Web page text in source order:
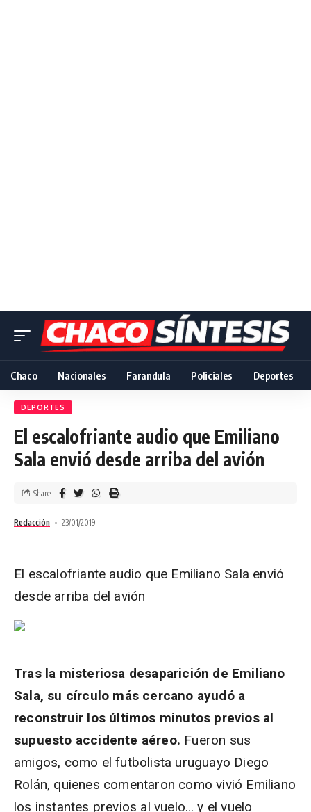
Chaco Nacionales Farandula Policiales Deportes
DEPORTES
El escalofriante audio que Emiliano
Sala envió desde arriba del avión
Redacción 23/01/2019
Share
El escalofriante audio que Emiliano Sala envió
desde arriba del avión
Tras la misteriosa desaparición de Emiliano
Sala, su círculo más cercano ayudó a
reconstruir los últimos minutos previos al
supuesto accidente aéreo. Fueron sus
amigos, como el futbolista uruguayo Diego
Rolán, quienes comentaron como vivió Emiliano
los instantes previos al vuelo… y el vuelo